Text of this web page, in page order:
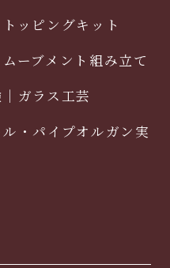
ッピングキット
ーブメント組み立て
ガラス工芸
・パイプオルガン実